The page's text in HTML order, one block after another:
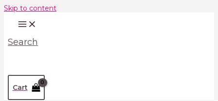
Skip to content
Search
Cart